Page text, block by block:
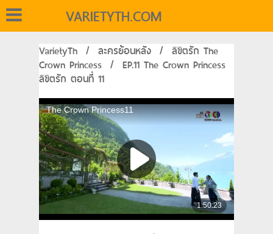
VARIETYTH.COM
VarietyTh / ละครย้อนหลัง / ลิขิตรัก The
Crown Princess / EP.11 The Crown Princess
ลิขิตรัก ตอนที่ 11